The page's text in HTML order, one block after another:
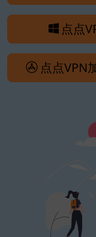
点点
点点VPN